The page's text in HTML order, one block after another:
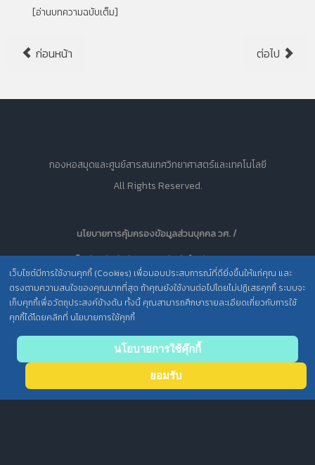
[อ่านบทความฉบับเต็ม]
ก่อนหน้า ต่อไป
เว็บไซต์มีการใช้งานคุกกี้ (Cookies) เพื่อมอบประสบการณ์ที่ดียิ่งขึ้นให้แก่คุณ และ
ตรงตามความสนใจของคุณมากที่สุด ถ้าคุณยังใช้งานต่อไปโดยไม่ปฏิเสธคุกกี้ ระบบจะ
เก็บคุกกี้เพื่อวัตถุประสงค์ข้างต้น ทั้งนี้ คุณสามารถศึกษารายละเอียดเกี่ยวกับการใช้
คุกกี้ได้โดยคลิกที่ นโยบายการใช้คุกกี้
นโยบายการใช้คุ๊กกี้
ยอมรับ
กองหอสมุดและศูนย์สารสนเทศวิทยาศาสตร์และเทคโนโลยี
All Rights Reserved.
นโยบายการคุ้มครองข้อมูลส่วนบุคคล วศ. /
ประกาศความเป็นส่วนตัว (Privacy Notice) สำหรับการบริการสารสนเทศ
to top